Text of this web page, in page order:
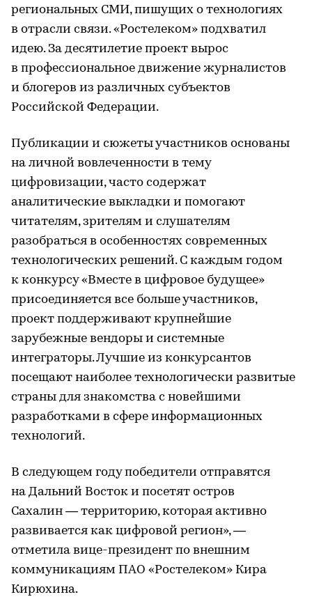
региональных СМИ, пишущих о технологиях
в отрасли связи. «Ростелеком» подхватил
идею. За десятилетие проект вырос
в профессиональное движение журналистов
и блогеров из различных субъектов
Российской Федерации.
Публикации и сюжеты участников основаны
на личной вовлеченности в тему
цифровизации, часто содержат
аналитические выкладки и помогают
читателям, зрителям и слушателям
разобраться в особенностях современных
технологических решений. С каждым годом
к конкурсу «Вместе в цифровое будущее»
присоединяется все больше участников,
проект поддерживают крупнейшие
зарубежные вендоры и системные
интеграторы. Лучшие из конкурсантов
посещают наиболее технологически развитые
страны для знакомства с новейшими
разработками в сфере информационных
технологий.
В следующем году победители отправятся
на Дальний Восток и посетят остров
Сахалин — территорию, которая активно
развивается как цифровой регион», —
отметила вице-президент по внешним
коммуникациям ПАО «Ростелеком» Кира
Кирюхина.